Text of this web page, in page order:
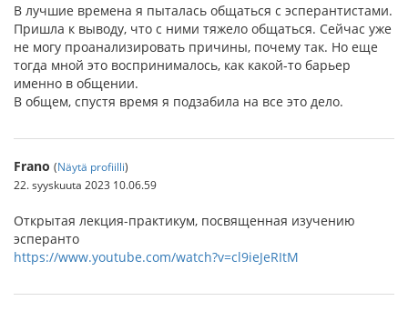
В лучшие времена я пыталась общаться с эсперантистами.
Пришла к выводу, что с ними тяжело общаться. Сейчас уже
не могу проанализировать причины, почему так. Но еще
тогда мной это воспринималось, как какой-то барьер
именно в общении.
В общем, спустя время я подзабила на все это дело.
Frano (Näytä profiilli)
22. syyskuuta 2023 10.06.59
Открытая лекция-практикум, посвященная изучению
эсперанто
https://www.youtube.com/watch?v=cl9ieJeRItM